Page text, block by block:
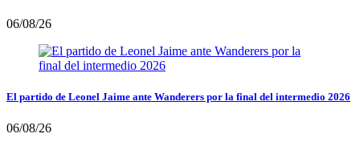
06/08/26
El partido de Leonel Jaime ante Wanderers por la final del intermedio 2026
06/08/26